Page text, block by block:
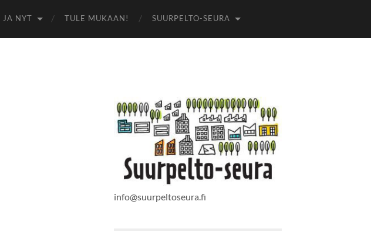
JA NYT TULE MUKAAN! SUURPELTO-SEURA
info@suurpeltoseura.fi